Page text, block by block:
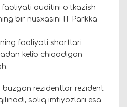
faoliyati auditini oʻtkazish
bir nusxasini IT Parkka
faoliyati shartlari
kelib chiqadigan
rezidentlar rezident
soliq imtiyozlari esa